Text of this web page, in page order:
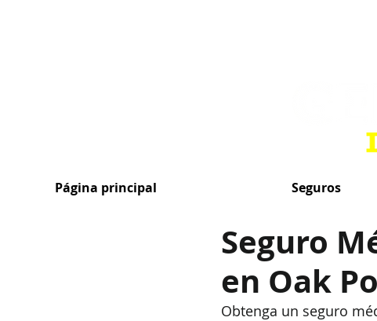
Página principal Seguros
Seguro
en Oak
Obtenga un seguro mé